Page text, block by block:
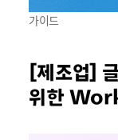
가이드
[제조업]
위한